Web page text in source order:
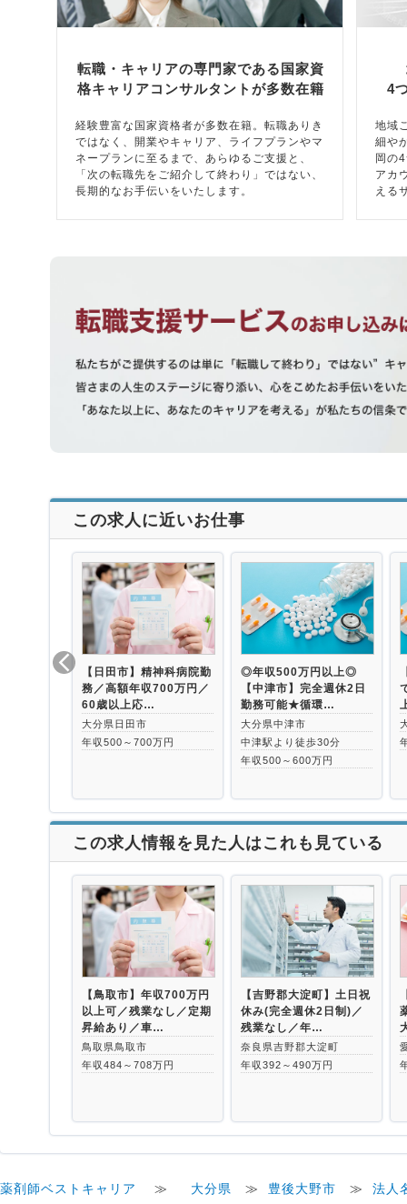
転職・キャリアの専門家である国家資
格キャリアコンサルタントが多数在籍
経験豊富な国家資格者が多数在籍。転職ありき
ではなく、開業やキャリア、ライフプランやマ
ネープランに至るまで、あらゆるご支援と、
「次の転職先をご紹介して終わり」ではない、
長期的なお手伝いをいたします。
4
地域
細や
岡の
アカ
える
この求人に近いお仕事
【日田市】精神科病院勤
務／高額年収700万円／
60歳以上応…
大分県日田市
年収500～700万円
◎年収500万円以上◎
【中津市】完全週休2日
勤務可能★循環…
大分県中津市
中津駅より徒歩30分
年収500～600万円
この求人情報を見た人はこれも見ている
【鳥取市】年収700万円
以上可／残業なし／定期
昇給あり／車…
鳥取県鳥取市
年収484～708万円
【吉野郡大淀町】土日祝
休み(完全週休2日制)／
残業なし／年…
奈良県吉野郡大淀町
年収392～490万円
薬剤師ベストキャリア ≫ 大分県 ≫ 豊後大野市 ≫ 法人